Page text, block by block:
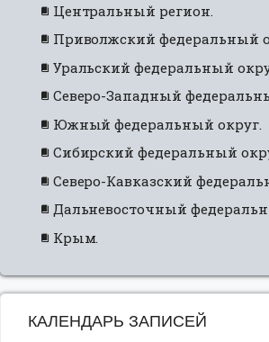
Центральный регион.
Приволжский федеральный
Уральский федеральный
Северо-Западный
Южный федеральный округ.
Сибирский федеральный
Северо-Кавказский
Дальневосточный
Крым.
КАЛЕНДАРЬ ЗАПИСЕЙ